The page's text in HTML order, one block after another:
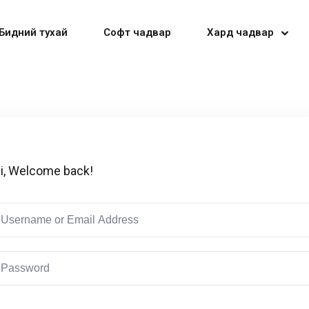
тухай Софт чадвар Хард чадвар
Welcome back!
Don’t have an account?Sign up